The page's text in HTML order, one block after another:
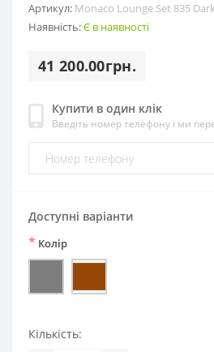
Артикул: Monaco Lounge Set 835
Наявність:Є в наявності
41 200.00грн.
Купити в один клік
Введіть номер телефону і ми
Доступні варіанти
* Колір
Кількість: